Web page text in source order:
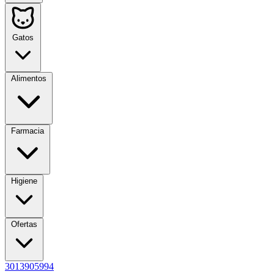
Gatos
Alimentos
Farmacia
Higiene
Ofertas
3013905994